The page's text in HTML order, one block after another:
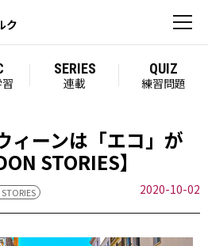
ク
SERIES
連載
QUIZ
練習問題
ィーンは「エコ」が
STORIES】
2020-10-02